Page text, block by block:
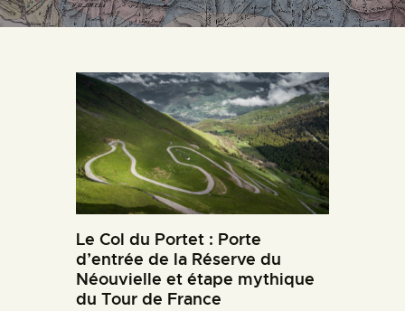
PYRENOTECA 4.0
SAREA
KONTAKTUA
Le Col du Portet : Porte
d’entrée de la Réserve du
Néouvielle et étape mythique
du Tour de France